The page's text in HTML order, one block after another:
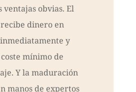
ventajas obvias. El
dinero en
y
mínimo de
Y la maduración
manos de expertos